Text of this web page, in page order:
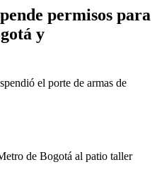
permisos para
y
el porte de armas de